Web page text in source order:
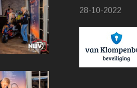
28-10-2022